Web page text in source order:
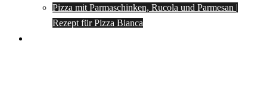
Pizza mit Parmaschinken, Rucola und Parmesan |
Rezept für Pizza Bianca